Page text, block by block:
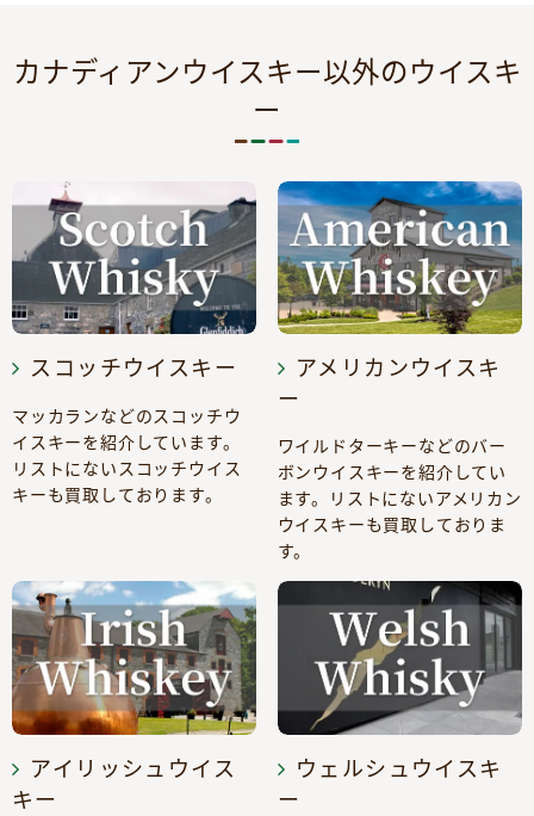
カナディアンウイスキー以外のウイスキ
ー
スコッチウイスキー
マッカランなどのスコッチウ
イスキーを紹介しています。
リストにないスコッチウイス
キーも買取しております。
アメリカンウイスキ
ー
ワイルドターキーなどのバー
ボンウイスキーを紹介してい
ます。リストにないアメリカン
ウイスキーも買取しておりま
す。
アイリッシュウイス
キー
ウェルシュウイスキ
ー